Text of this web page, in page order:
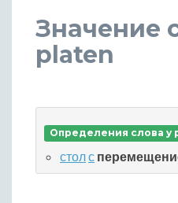
Значение
platen
Определения слова y
столс